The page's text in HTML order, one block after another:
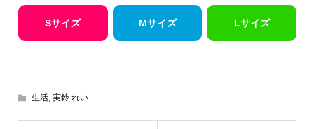
Sサイズ Mサイズ Lサイズ
生活, 実鈴 れい